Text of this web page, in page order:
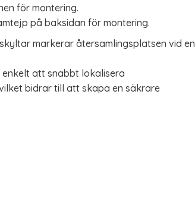
för montering.
på baksidan för montering.
markerar återsamlingsplatsen vid en
att snabbt lokalisera
bidrar till att skapa en säkrare